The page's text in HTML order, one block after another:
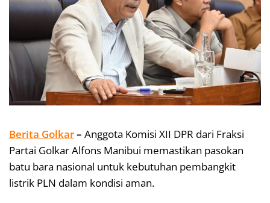
Berita Golkar– Anggota Komisi XII DPR dari Fraksi
Partai Golkar Alfons Manibui memastikan pasokan
batu bara nasional untuk kebutuhan pembangkit
listrik PLN dalam kondisi aman.